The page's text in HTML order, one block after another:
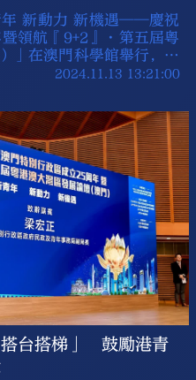
年 新動力 新機遇——慶祝
領航『9+2』·第五屆粵
」在澳門科學館舉行，吸
的政府代表、青年和學生
推動多元發展，通過創新
灣區建設，促進灣區高質
2024.11.13 13:21:00
搭台搭梯」 鼓勵港青